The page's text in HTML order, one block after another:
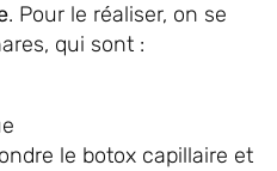
. Pour le réaliser, on se
qui sont :
le botox capillaire et